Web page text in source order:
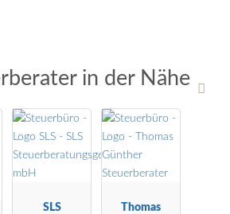
in der Nähe
SLS
Thomas